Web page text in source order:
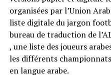
organisées par l’Union
liste digitale du jargon
bureau de traduction de
, une liste des joueurs
les différents
en langue arabe.